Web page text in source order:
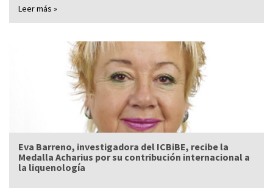
Leer más »
Eva Barreno, investigadora del ICBiBE, recibe la
Medalla Acharius por su contribución internacional a
la liquenología